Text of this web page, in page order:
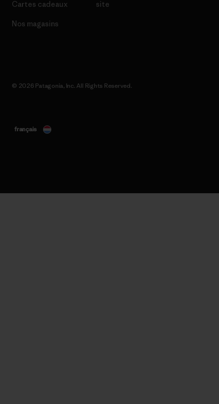
Cartes cadeaux
Nos magasins
site
© 2026 Patagonia, Inc. All Rights Reserved.
français